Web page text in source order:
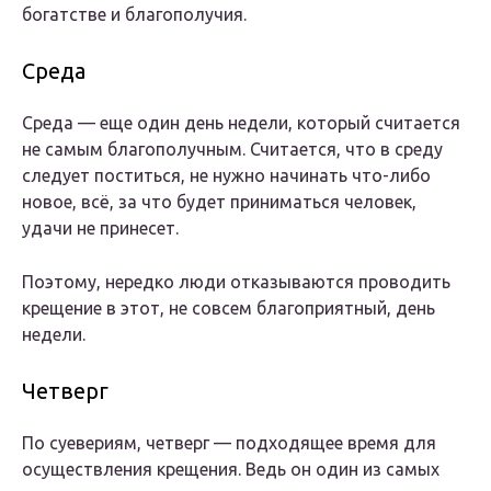
богатстве и благополучия.
Среда
Среда — еще один день недели, который считается
не самым благополучным. Считается, что в среду
следует поститься, не нужно начинать что-либо
новое, всё, за что будет приниматься человек,
удачи не принесет.
Поэтому, нередко люди отказываются проводить
крещение в этот, не совсем благоприятный, день
недели.
Четверг
По суевериям, четверг — подходящее время для
осуществления крещения. Ведь он один из самых